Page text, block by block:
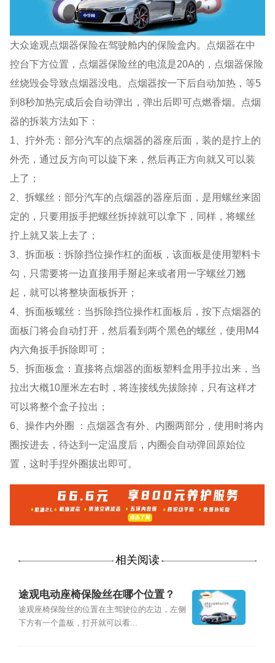
大众途观点烟器保险在驾驶舱内的保险盒内。点烟器在中
控台下方位置，点烟器保险丝的电流是20A的，点烟器保险
丝烧毁会导致点烟器没电。点烟器按一下后自动加热，等5
到8秒加热完成后会自动弹出，弹出后即可点燃香烟。点烟
器的拆装方法如下：
1、拧外壳：部分汽车的点烟器的器座后面，装的是拧上的
外壳，通过反方向可以旋下来，然后再正方向就又可以装
上了；
2、拆螺丝：部分汽车的点烟器的器座后面，是用螺丝来固
定的，只要用扳手把螺丝拆掉就可以拿下，同样，将螺丝
拧上就又装上去了；
3、拆面板：拆除挡位操作杠的面板，该面板是使用塑料卡
勾，只需要将一边直接用手掰起来或者用一字螺丝刀翘
起，就可以将整块面板拆开；
4、拆面板螺丝：当拆除挡位操作杠面板后，按下点烟器的
面板门将会自动打开，然后看到两个黑色的螺丝，使用M4
内六角扳手拆除即可；
5、拆面板盒：直接将点烟器的面板塑料盒用手拉出来，当
拉出大概10厘米左右时，将连接线先拔除掉，只有这样才
可以将整个盒子拉出；
6、操作内外圈 ：点烟器含有外、内圈两部分，使用时将内
圈按进去，待达到一定温度后，内圈会自动弹回原始位
置，这时手捏外圈拔出即可。
相关阅读
途观电动座椅保险丝在哪个位置？
途观座椅保险丝的位置在主驾驶位的左边，左侧
下方有一个盖板，打开就可以看...